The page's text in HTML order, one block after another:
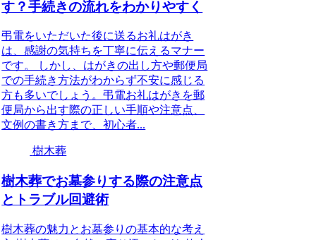
す？手続きの流れをわかりやすく
弔電をいただいた後に送るお礼はがき
は、感謝の気持ちを丁寧に伝えるマナー
です。 しかし、はがきの出し方や郵便局
での手続き方法がわからず不安に感じる
方も多いでしょう。弔電お礼はがきを郵
便局から出す際の正しい手順や注意点、
文例の書き方まで、初心者...
樹木葬
樹木葬でお墓参りする際の注意点
とトラブル回避術
樹木葬の魅力とお墓参りの基本的な考え